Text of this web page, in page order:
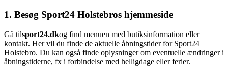
1. Besøg Sport24 Holstebros hjemmeside
Gå tilsport24.dkog find menuen med butiksinformation eller
kontakt. Her vil du finde de aktuelle åbningstider for Sport24
Holstebro. Du kan også finde oplysninger om eventuelle ændringer i
åbningstiderne, fx i forbindelse med helligdage eller ferier.